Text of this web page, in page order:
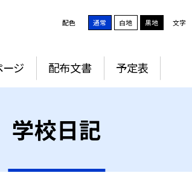
配色 通常 白地 黒地 文字
ージ 配布文書 予定表
学校日記